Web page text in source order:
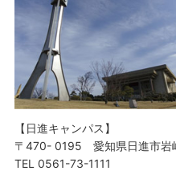
【日進キャンパス】
〒470- 0195 愛知県日進市岩
TEL 0561-73-1111